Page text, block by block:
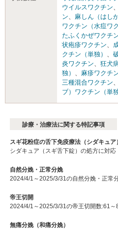
ウイルスワクチン
ン
麻しん（はし
ワクチン（水痘ワ
たふくかぜワクチ
状疱疹ワクチン
クチン（単独）
炎ワクチン
狂犬
独）
麻疹ワクチ
三種混合ワクチン
ブ）ワクチン（単独
診療・治療法に関する特記事項
スギ花粉症の舌下免疫療法（シダキュア）
シダキュア（スギ舌下錠）の処方に対応
自然分娩・正常分娩
2024/4/1～2025/3/31の自然分娩・正常
帝王切開
2024/4/1～2025/3/31の帝王切開数:61～
無痛分娩（和痛分娩）